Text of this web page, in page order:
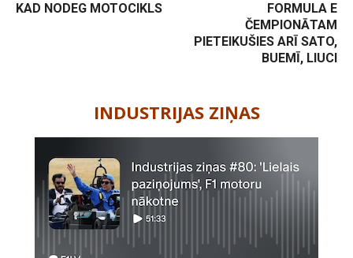
KAD NODEG MOTOCIKLS
FORMULA E
ČEMPIONĀTAM
PIETEIKUŠIES ARĪ SATO,
BUEMĪ, LIUCI
INDUSTRIJAS ZIŅAS